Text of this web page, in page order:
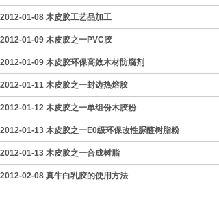
2012-01-08 木皮胶工艺品加工
2012-01-09 木皮胶之一PVC胶
2012-01-09 木皮胶环保高效木材防腐剂
2012-01-11 木皮胶之一封边热熔胶
2012-01-12 木皮胶之一单组份木胶粉
2012-01-13 木皮胶之一E0级环保改性脲醛树脂粉
2012-01-13 木皮胶之一合成树脂
2012-02-08 真牛白乳胶的使用方法